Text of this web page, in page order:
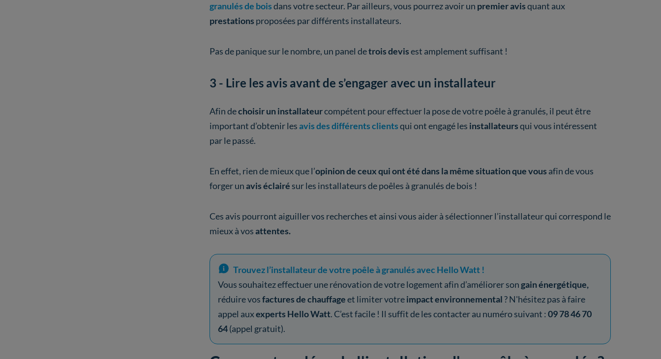
granulés de boisdans votre secteur. Par ailleurs, vous pourrez avoir un premier avisquant aux
prestations proposées par différents installateurs.
Pas de panique sur le nombre, un panel detrois devisest amplement suffisant !
3 - Lire les avis avant de s’engager avec un installateur
Afin dechoisir un installateurcompétent pour effectuer la pose de votre poêle à granulés, il peut être
important d’obtenir lesavis des différents clientsqui ont engagé les installateursqui vous intéressent
par le passé.
En effet, rien de mieux que l’opinion de ceux qui ont été dans la même situation que vous afin de vous
forger unavis éclairé sur les installateurs de poêles à granulés de bois !
Ces avis pourront aiguiller vos recherches et ainsi vous aider à sélectionner l’installateur qui correspond le
mieux à vosattentes.
Trouvez l’installateur de votre poêle à granulés avec Hello Watt !
Vous souhaitez effectuer une rénovation de votre logement afin d’améliorer songain énergétique,
réduire vosfactures de chauffageet limiter votreimpact environnemental? N'hésitez pas à faire
appel auxexperts Hello Watt. C’est facile ! Il suffit de les contacter au numéro suivant :09 78 46 70
64(appel gratuit).